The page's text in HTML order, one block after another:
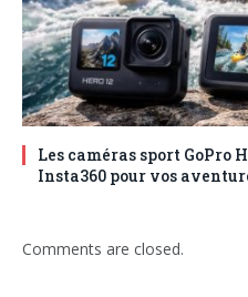
Les caméras sport GoPro
Insta360 pour vos
Comments are closed.